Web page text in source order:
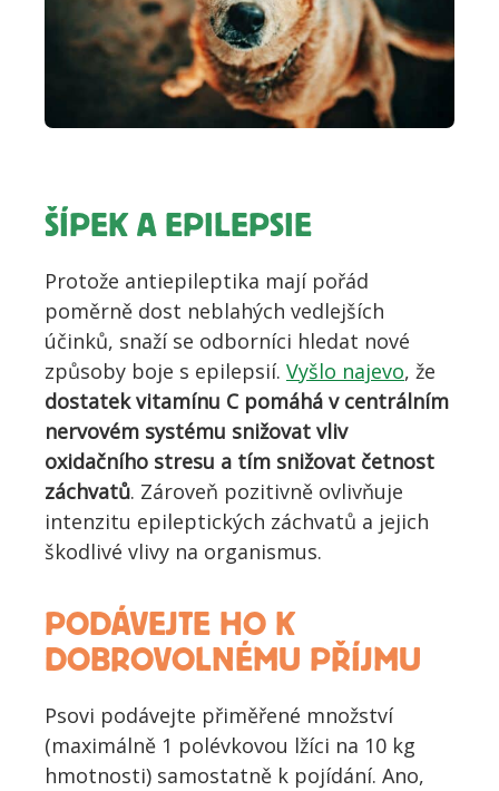
ŠÍPEK A EPILEPSIE
Protože antiepileptika mají pořád
poměrně dost neblahých vedlejších
účinků, snaží se odborníci hledat nové
způsoby boje s epilepsií. Vyšlo najevo, že
dostatek vitamínu C pomáhá v centrálním
nervovém systému snižovat vliv
oxidačního stresu a tím snižovat četnost
záchvatů. Zároveň pozitivně ovlivňuje
intenzitu epileptických záchvatů a jejich
škodlivé vlivy na organismus.
PODÁVEJTE HO K
DOBROVOLNÉMU PŘÍJMU
Psovi podávejte přiměřené množství
(maximálně 1 polévkovou lžíci na 10 kg
hmotnosti) samostatně k pojídání. Ano,